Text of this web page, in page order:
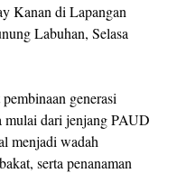
Kanan di Lapangan
Labuhan, Selasa
generasi
mulai dari jenjang PAUD
menjadi wadah
serta penanaman